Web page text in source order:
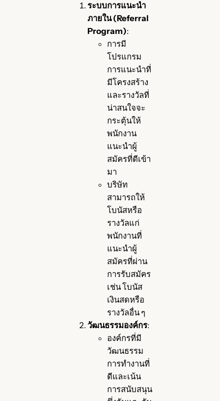
ระบบการแนะนำ
ภายใน (Referral
Program):
การมี
โปรแกรม
การแนะนำที่
มีโครงสร้าง
และรางวัลที่
น่าสนใจจะ
กระตุ้นให้
พนักงาน
แนะนำผู้
สมัครที่ดีเข้า
มา
บริษัท
สามารถให้
โบนัสหรือ
รางวัลแก่
พนักงานที่
แนะนำผู้
สมัครที่ผ่าน
การรับสมัคร
เช่น โบนัส
เงินสดหรือ
รางวัลอื่น ๆ
วัฒนธรรมองค์กร:
องค์กรที่มี
วัฒนธรรม
การทำงานที่
ดีและเน้น
การสนับสนุน